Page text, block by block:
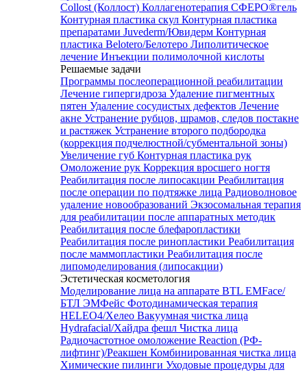
Collost (Коллост) Коллагенотерапия СФЕРО®гель
Контурная пластика скул Контурная пластика
препаратами Juvederm/Ювидерм Контурная
пластика Belotero/Белотеро Липолитическое
лечение Инъекции полимолочной кислоты
Решаемые задачи
Программы послеоперационной реабилитации
Лечение гипергидроза Удаление пигментных
пятен Удаление сосудистых дефектов Лечение
акне Устранение рубцов, шрамов, следов постакне
и растяжек Устранение второго подбородка
(коррекция подчелюстной/субментальной зоны)
Увеличение губ Контурная пластика рук
Омоложение рук Коррекция вросшего ногтя
Реабилитация после липосакции Реабилитация
после операции по подтяжке лица Радиоволновое
удаление новообразований Экзосомальная терапия
для реабилитации после аппаратных методик
Реабилитация после блефаропластики
Реабилитация после ринопластики Реабилитация
после маммопластики Реабилитация после
липомоделирования (липосакции)
Эстетическая косметология
Моделирование лица на аппарате BTL EMFace/
БТЛ ЭМФейс Фотодинамическая терапия
HELEO4/Хелео Вакуумная чистка лица
Hydrafacial/Хайдра фешл Чистка лица
Радиочастотное омоложение Reaction (РФ-
лифтинг)/Реакшен Комбинированная чистка лица
Химические пилинги Уходовые процедуры для